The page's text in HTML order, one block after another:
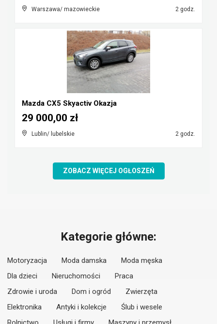
Warszawa/ mazowieckie 2 godz.
Mazda CX5 Skyactiv Okazja
Lublin/ lubelskie 2 godz.
29 000,00 zł
ZOBACZ WIĘCEJ OGŁOSZEŃ
Kategorie główne:
Motoryzacja Moda damska
Moda męska
Dla dzieci
Nieruchomości
Praca
Zdrowie i uroda
Dom i ogród
Zwierzęta
Elektronika
Antyki i kolekcje
Ślub i wesele